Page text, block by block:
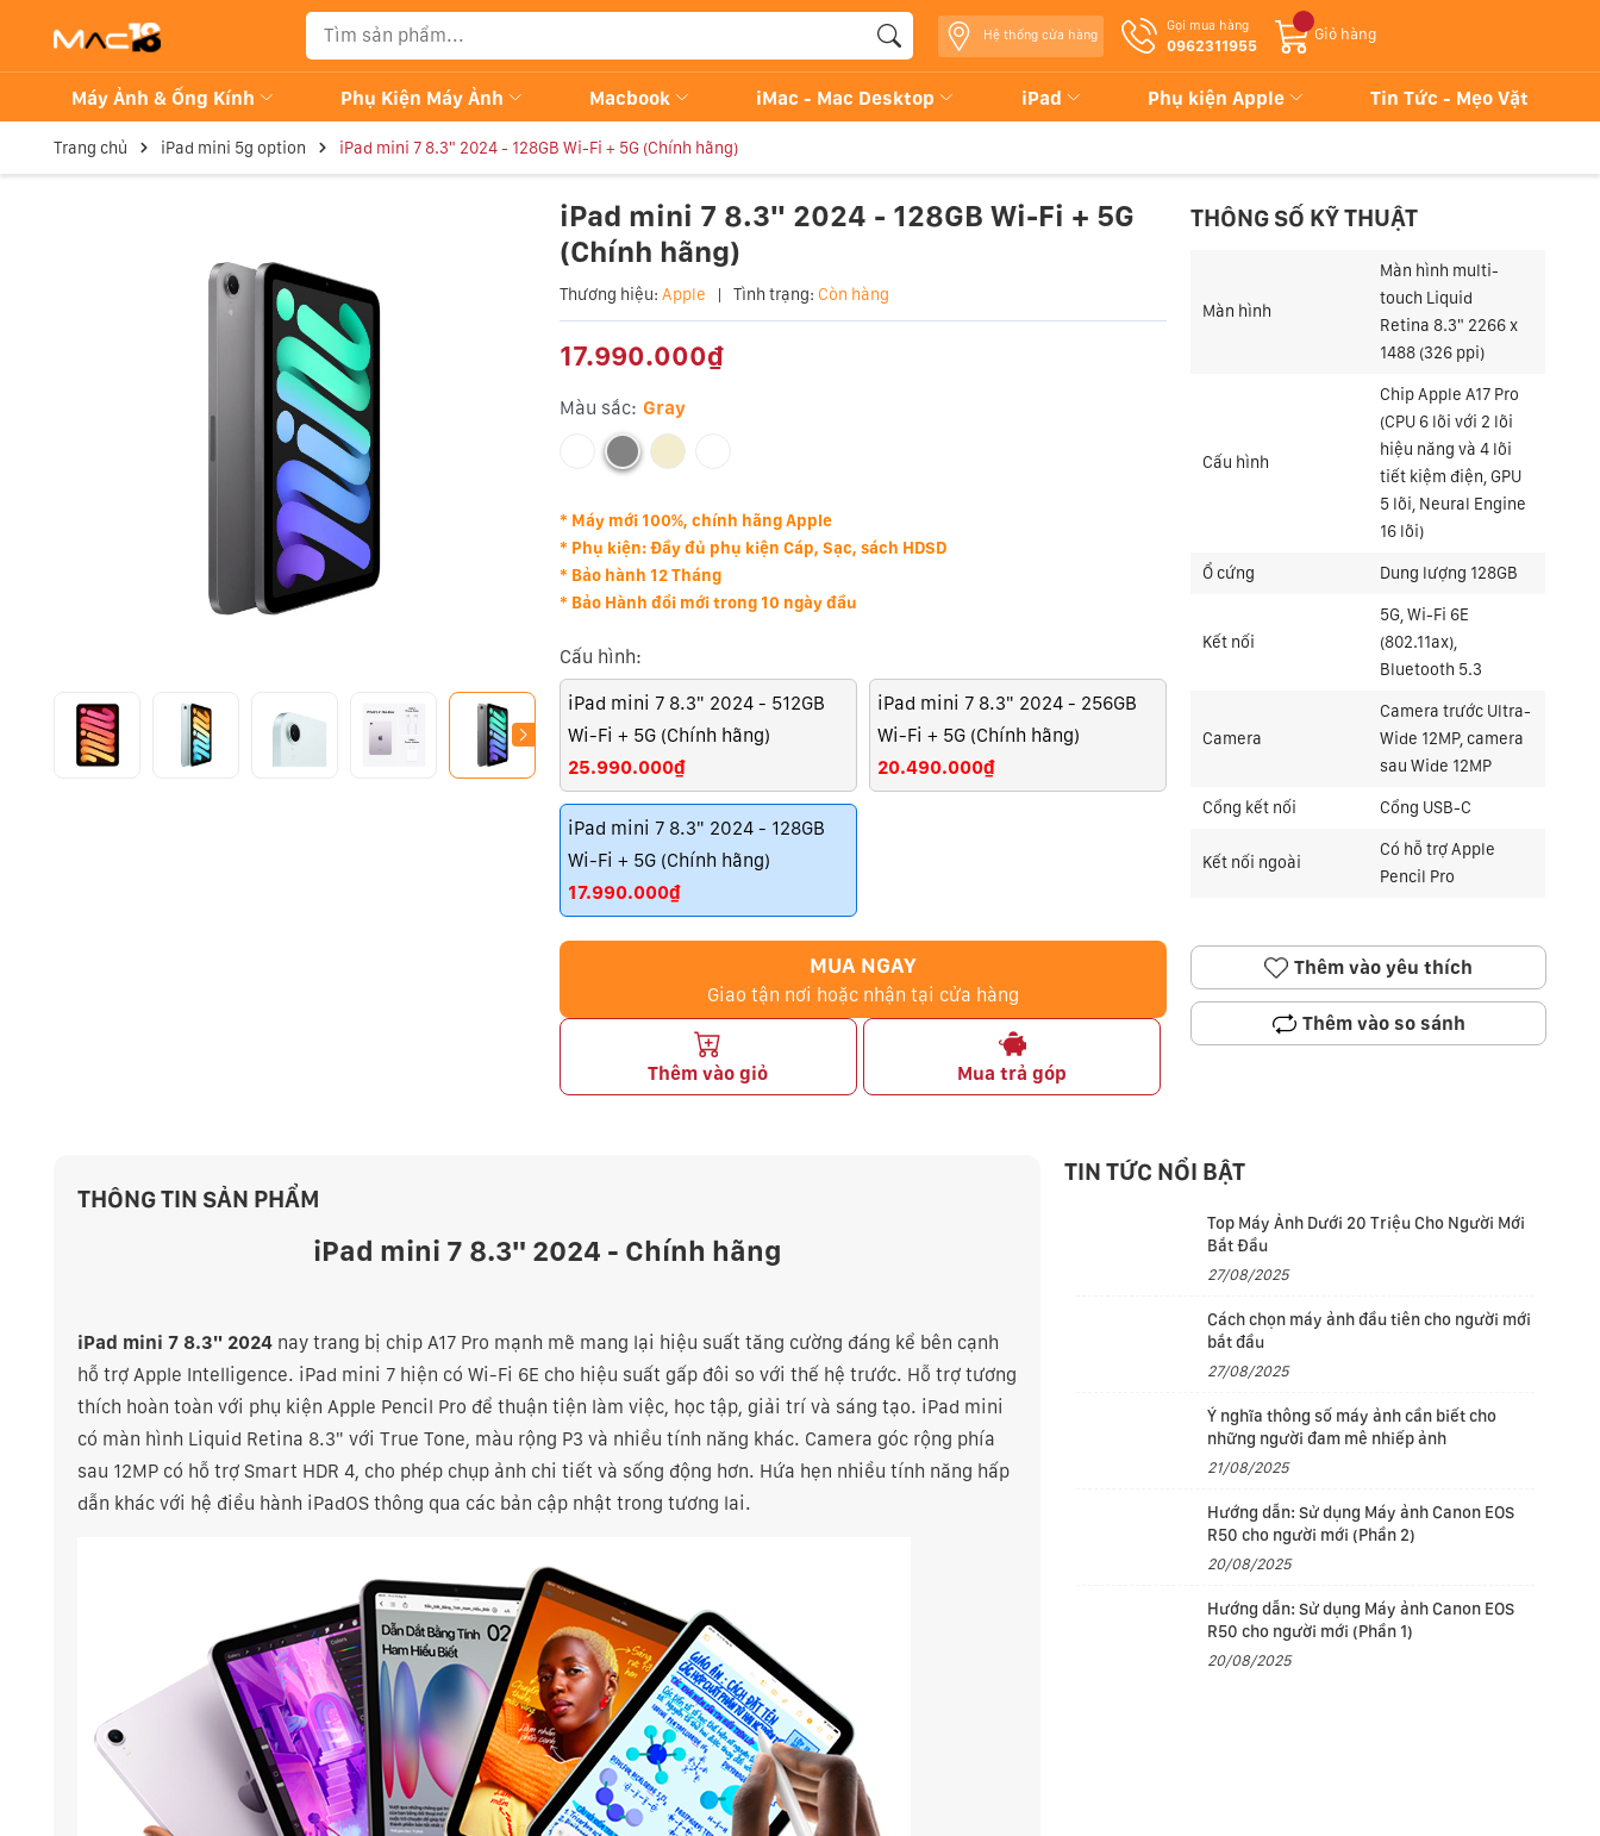
Hệ thống cửa hàng
Gọi mua hàng
0962311955
Giỏ hàng
Máy Ảnh & Ống Kính Phụ Kiện Máy Ảnh Macbook iMac - Mac Desktop iPad Phụ kiện Apple Tin Tức - Mẹo Vặt
Trang chủ iPad mini 5g option iPad mini 7 8.3" 2024 - 128GB Wi-Fi + 5G (Chính hãng)
iPad mini 7 8.3" 2024 - 128GB Wi-Fi + 5G
(Chính hãng)
Thương hiệu: Apple | Tình trạng: Còn hàng
17.990.000₫
Màu sắc: Gray
* Máy mới 100%, chính hãng Apple
* Phụ kiện: Đầy đủ phụ kiện Cáp, Sạc, sách HDSD
* Bảo hành 12 Tháng
* Bảo Hành đổi mới trong 10 ngày đầu
Cấu hình:
iPad mini 7 8.3" 2024 - 512GB
Wi-Fi + 5G (Chính hãng)
25.990.000₫
iPad mini 7 8.3" 2024 - 256GB
Wi-Fi + 5G (Chính hãng)
20.490.000₫
iPad mini 7 8.3" 2024 - 128GB
Wi-Fi + 5G (Chính hãng)
17.990.000₫
MUA NGAY
Giao tận nơi hoặc nhận tại cửa hàng
Thêm vào giỏ Mua trả góp
THÔNG SỐ KỸ THUẬT
Màn hình
Màn hình multi-
touch Liquid
Retina 8.3" 2266 x
1488 (326 ppi)
Cấu hình
Chip Apple A17 Pro
(CPU 6 lõi với 2 lõi
hiệu năng và 4 lõi
tiết kiệm điện, GPU
5 lõi, Neural Engine
16 lõi)
Ổ cứng Dung lượng 128GB
Kết nối
5G, Wi-Fi 6E
(802.11ax),
Bluetooth 5.3
Camera
Camera trước Ultra-
Wide 12MP, camera
sau Wide 12MP
Cổng kết nối Cổng USB-C
Kết nối ngoài
Có hỗ trợ Apple
Pencil Pro
Thêm vào yêu thích
Thêm vào so sánh
THÔNG TIN SẢN PHẨM
iPad mini 7 8.3" 2024 - Chính hãng
iPad mini 7 8.3" 2024 nay trang bị chip A17 Pro mạnh mẽ mang lại hiệu suất tăng cường đáng kể bên cạnh
hỗ trợ Apple Intelligence. iPad mini 7 hiện có Wi-Fi 6E cho hiệu suất gấp đôi so với thế hệ trước. Hỗ trợ tương
thích hoàn toàn với phụ kiện Apple Pencil Pro để thuận tiện làm việc, học tập, giải trí và sáng tạo. iPad mini
có màn hình Liquid Retina 8.3" với True Tone, màu rộng P3 và nhiều tính năng khác. Camera góc rộng phía
sau 12MP có hỗ trợ Smart HDR 4, cho phép chụp ảnh chi tiết và sống động hơn. Hứa hẹn nhiều tính năng hấp
dẫn khác với hệ điều hành iPadOS thông qua các bản cập nhật trong tương lai.
TIN TỨC NỔI BẬT
Top Máy Ảnh Dưới 20 Triệu Cho Người Mới
Bắt Đầu
27/08/2025
Cách chọn máy ảnh đầu tiên cho người mới
bắt đầu
27/08/2025
Ý nghĩa thông số máy ảnh cần biết cho
những người đam mê nhiếp ảnh
21/08/2025
Hướng dẫn: Sử dụng Máy ảnh Canon EOS
R50 cho người mới (Phần 2)
20/08/2025
Hướng dẫn: Sử dụng Máy ảnh Canon EOS
R50 cho người mới (Phần 1)
20/08/2025